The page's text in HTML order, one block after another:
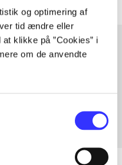
og optimering af
tid ændre eller
klikke på ”Cookies” i
om de anvendte